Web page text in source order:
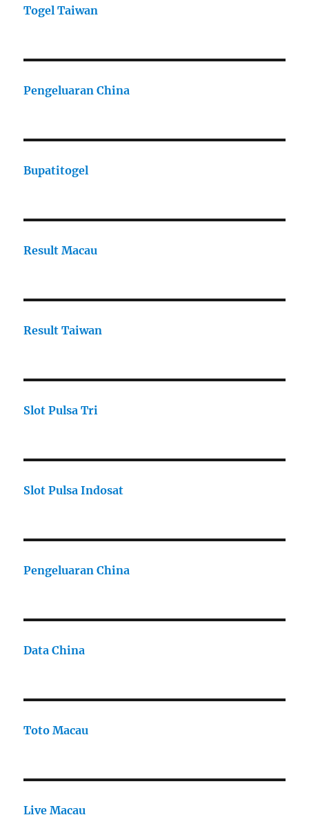
Togel Taiwan
Pengeluaran China
Bupatitogel
Result Macau
Result Taiwan
Slot Pulsa Tri
Slot Pulsa Indosat
Pengeluaran China
Data China
Toto Macau
Live Macau